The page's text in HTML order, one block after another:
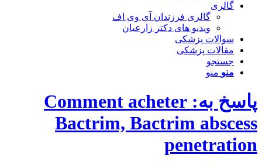
گالری
گالری فرزندان آی وی اف
ویدیو های دکتر زارعیان
سوالات پزشکی
مقالات پزشکی
جستجو
منو منو
پاسخ به: Comment acheter
Bactrim, Bactrim abscess
penetration